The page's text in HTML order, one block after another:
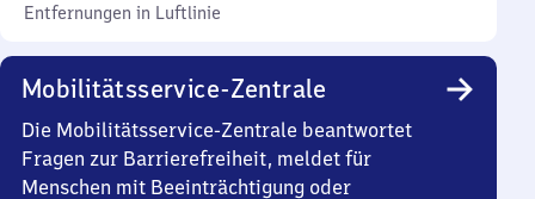
Entfernungen in Luftlinie
Mobilitätsservice-Zentrale
Die Mobilitätsservice-Zentrale beantwortet
Fragen zur Barrierefreiheit, meldet für
Menschen mit Beeinträchtigung oder